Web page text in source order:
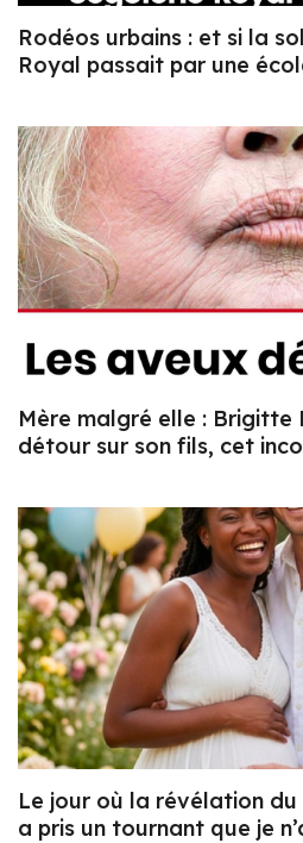
Rodéos urbains : et si la
Royal passait par une
Mère malgré elle : Brigitte
détour sur son fils, cet
Le jour où la révélation
a pris un tournant que je